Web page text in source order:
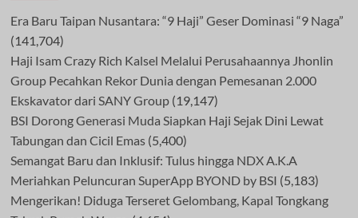
Era Baru Taipan Nusantara: “9 Haji” Geser Dominasi “9 Naga”
(141,704)
Haji Isam Crazy Rich Kalsel Melalui Perusahaannya Jhonlin
Group Pecahkan Rekor Dunia dengan Pemesanan 2.000
Ekskavator dari SANY Group (19,147)
BSI Dorong Generasi Muda Siapkan Haji Sejak Dini Lewat
Tabungan dan Cicil Emas (5,400)
Semangat Baru dan Inklusif: Tulus hingga NDX A.K.A
Meriahkan Peluncuran SuperApp BYOND by BSI (5,183)
Mengerikan! Diduga Terseret Gelombang, Kapal Tongkang